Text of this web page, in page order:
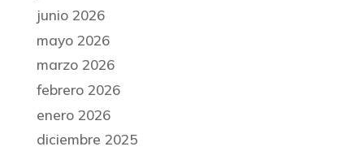
junio 2026
mayo 2026
marzo 2026
febrero 2026
enero 2026
diciembre 2025